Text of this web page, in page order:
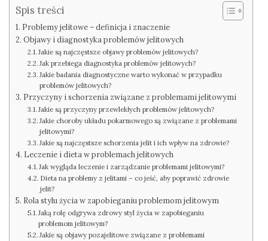
Spis treści
Problemy jelitowe – definicja i znaczenie
Objawy i diagnostyka problemów jelitowych
Jakie są najczęstsze objawy problemów jelitowych?
Jak przebiega diagnostyka problemów jelitowych?
Jakie badania diagnostyczne warto wykonać w przypadku
problemów jelitowych?
Przyczyny i schorzenia związane z problemami jelitowymi
Jakie są przyczyny przewlekłych problemów jelitowych?
Jakie choroby układu pokarmowego są związane z problemami
jelitowymi?
Jakie są najczęstsze schorzenia jelit i ich wpływ na zdrowie?
Leczenie i dieta w problemach jelitowych
Jak wygląda leczenie i zarządzanie problemami jelitowymi?
Dieta na problemy z jelitami – co jeść, aby poprawić zdrowie
jelit?
Rola stylu życia w zapobieganiu problemom jelitowym
Jaką rolę odgrywa zdrowy styl życia w zapobieganiu
problemom jelitowym?
Jakie są objawy pozajelitowe związane z problemami